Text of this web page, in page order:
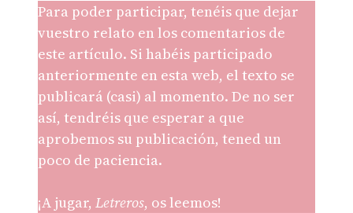
Para poder participar, tenéis que dejar
vuestro relato en los comentarios de
este artículo. Si habéis participado
anteriormente en esta web, el texto se
publicará (casi) al momento. De no ser
así, tendréis que esperar a que
aprobemos su publicación, tened un
poco de paciencia.
¡A jugar, Letreros, os leemos!